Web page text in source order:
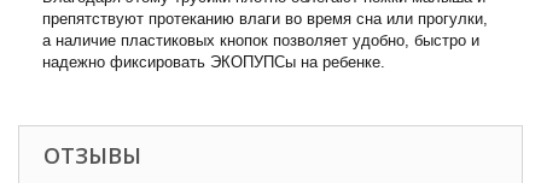
препятствуют протеканию влаги во время сна или прогулки,
а наличие пластиковых кнопок позволяет удобно, быстро и
надежно фиксировать ЭКОПУПСы на ребенке.
ОТЗЫВЫ